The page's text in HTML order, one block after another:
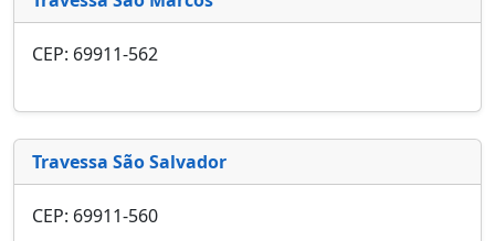
CEP: 69911-562
Travessa São Salvador
CEP: 69911-560